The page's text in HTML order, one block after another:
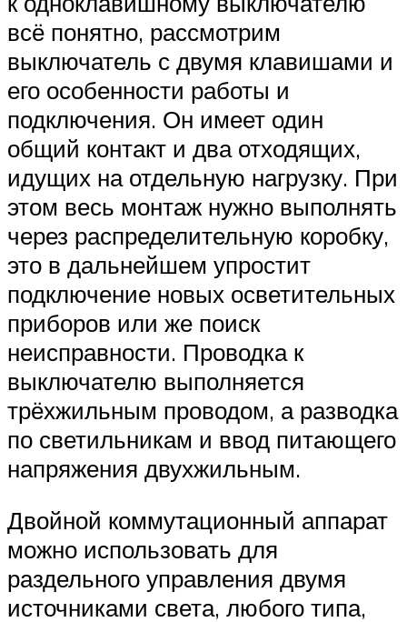
всё понятно, рассмотрим
выключатель с двумя клавишами и
его особенности работы и
подключения. Он имеет один
общий контакт и два отходящих,
идущих на отдельную нагрузку. При
этом весь монтаж нужно выполнять
через распределительную коробку,
это в дальнейшем упростит
подключение новых осветительных
приборов или же поиск
неисправности. Проводка к
выключателю выполняется
трёхжильным проводом, а разводка
по светильникам и ввод питающего
напряжения двухжильным.
Двойной коммутационный аппарат
можно использовать для
раздельного управления двумя
источниками света, любого типа,